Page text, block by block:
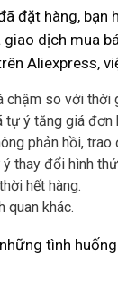
đặt hàng,
dịch mua
Aliexpress,
chậm so với thời
tự ý tăng giá
phản hồi,
thay đổi hình
hết hàng.
quan khác.
tình